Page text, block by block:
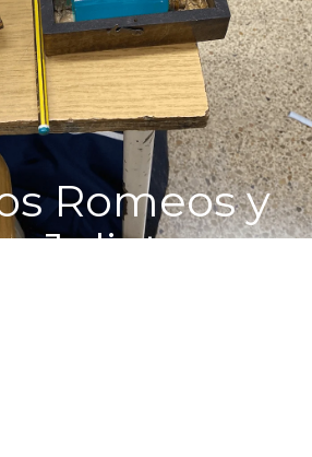
Romeos y
Julietas